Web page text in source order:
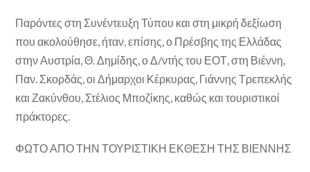
Παρόντες στη Συνέντευξη Τύπου και στη μικρή δεξίωση
που ακολούθησε, ήταν, επίσης, ο Πρέσβης της Ελλάδας
στην Αυστρία, Θ. Δημίδης, ο Δ/ντής του ΕΟΤ, στη Βιέννη,
Παν. Σκορδάς, οι Δήμαρχοι Κέρκυρας, Γιάννης Τρεπεκλής
και Ζακύνθου, Στέλιος Μποζίκης, καθώς και τουριστικοί
πράκτορες.
ΦΩΤΟ ΑΠΟ ΤΗΝ ΤΟΥΡΙΣΤΙΚΗ ΕΚΘΕΣΗ ΤΗΣ ΒΙΕΝΝΗΣ